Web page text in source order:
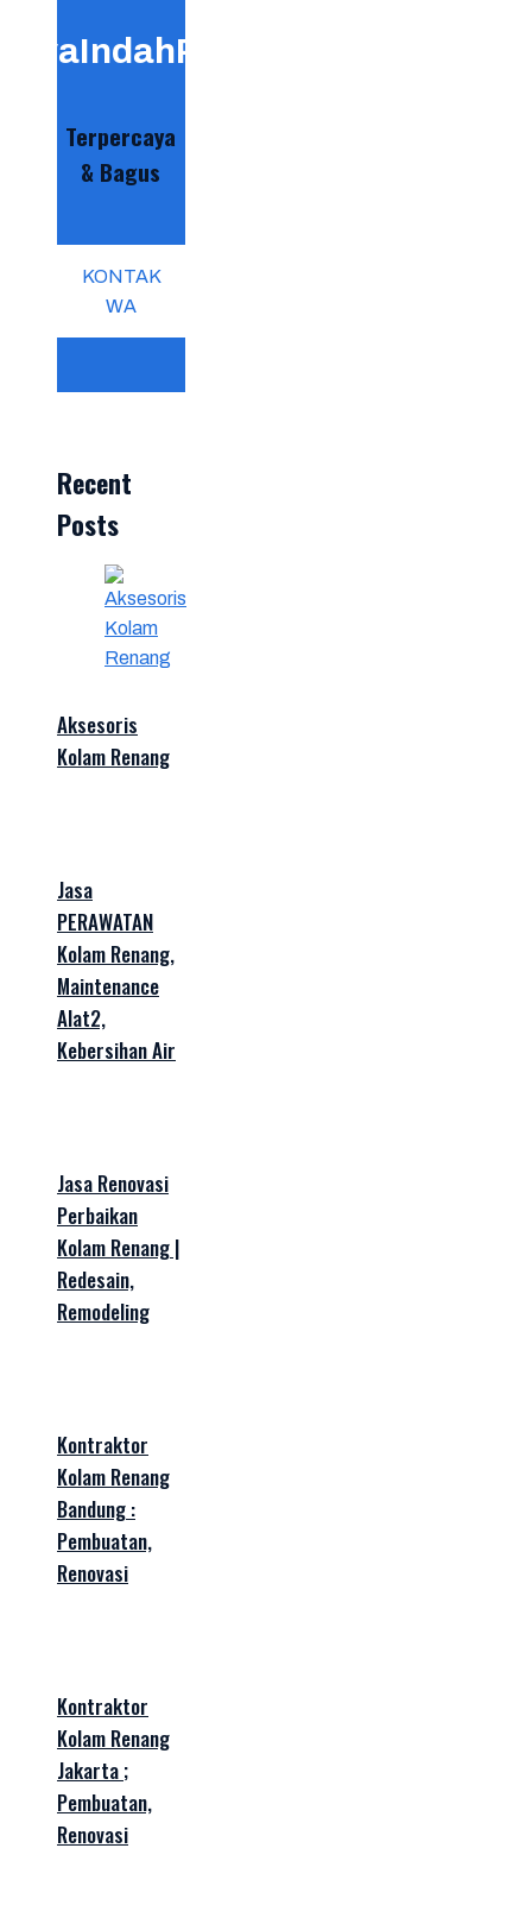
Terpercaya
& Bagus
KONTAK
WA
Recent
Posts
Aksesoris
Kolam Renang
Jasa
PERAWATAN
Kolam Renang,
Maintenance
Alat2,
Kebersihan Air
Jasa Renovasi
Perbaikan
Kolam Renang |
Redesain,
Remodeling
Kontraktor
Kolam Renang
Bandung :
Pembuatan,
Renovasi
Kontraktor
Kolam Renang
Jakarta ;
Pembuatan,
Renovasi